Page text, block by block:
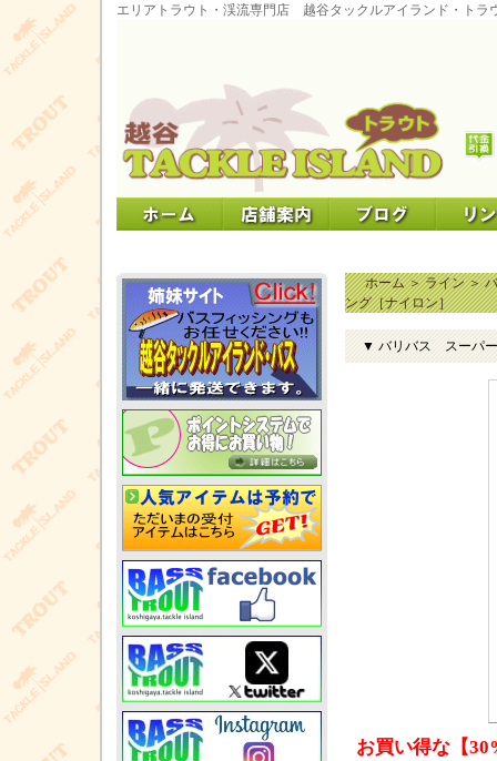
エリアトラウト・渓流専門店 越谷タックルアイランド・トラ
ホーム＞ライン＞
ング［ナイロン］
▼ バリバス スーパー
お買い得な【